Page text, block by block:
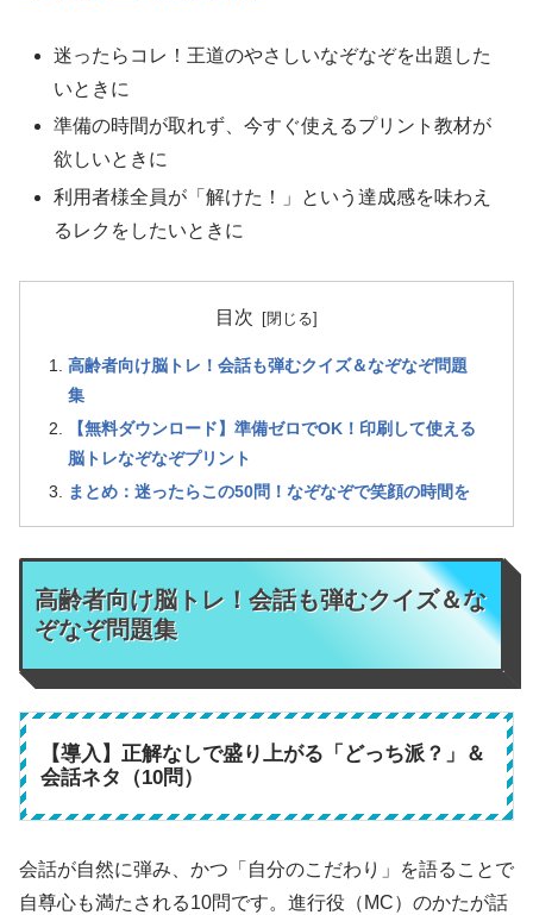
迷ったらコレ！王道のやさしいなぞなぞを出題した
いときに
準備の時間が取れず、今すぐ使えるプリント教材が
欲しいときに
利用者様全員が「解けた！」という達成感を味わえ
るレクをしたいときに
目次
高齢者向け脳トレ！会話も弾むクイズ＆なぞなぞ問題
集
【無料ダウンロード】準備ゼロでOK！印刷して使える
脳トレなぞなぞプリント
まとめ：迷ったらこの50問！なぞなぞで笑顔の時間を
高齢者向け脳トレ！会話も弾むクイズ＆な
ぞなぞ問題集
【導入】正解なしで盛り上がる「どっち派？」＆
会話ネタ（10問）
会話が自然に弾み、かつ「自分のこだわり」を語ることで
自尊心も満たされる10問です。進行役（MC）のかたが話